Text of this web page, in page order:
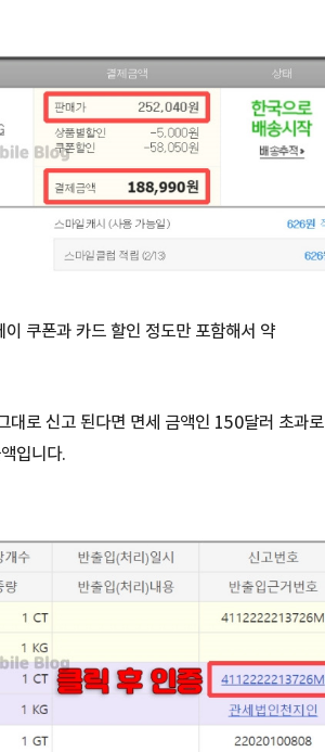
쿠폰과 카드 할인 정도만 포함해서 약
대로 신고 된다면 면세 금액인 150달러 초과로
입니다.